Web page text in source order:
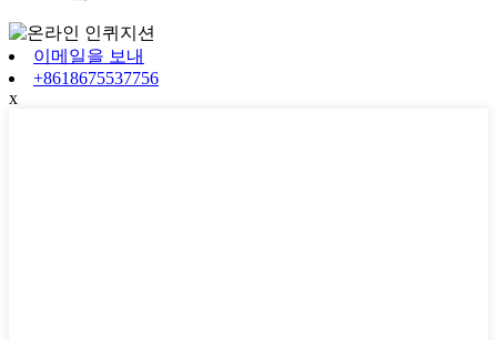
이메일을 보내
+8618675537756
x